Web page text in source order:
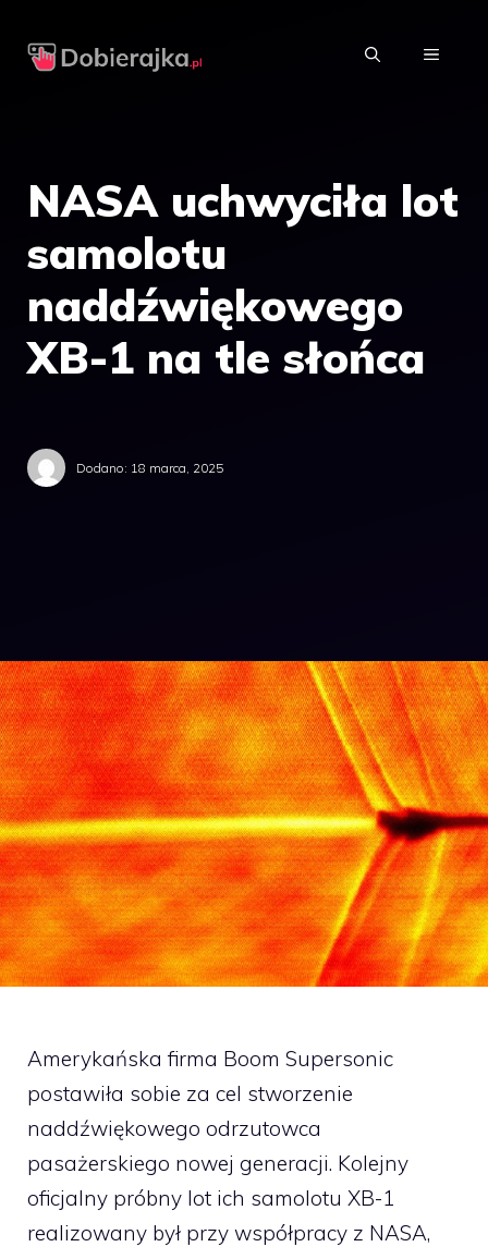
MENU
NASA uchwyciła lot
samolotu
naddźwiękowego
XB-1 na tle słońca
Dodano: 18 marca, 2025
Amerykańska firma Boom Supersonic
postawiła sobie za cel stworzenie
naddźwiękowego odrzutowca
pasażerskiego nowej generacji. Kolejny
oficjalny próbny lot ich samolotu XB-1
realizowany był przy współpracy z NASA,